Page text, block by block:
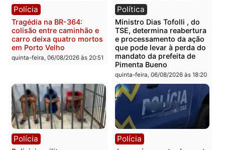
Polícia
Homem é encontrado
morto em residência no
Polícia
Polícia Militar apreende
explosivos e
durante patrulhamento
fluvial no Rio Madeira em
Porto Velho
sexta-feira, 07/08/2026 às